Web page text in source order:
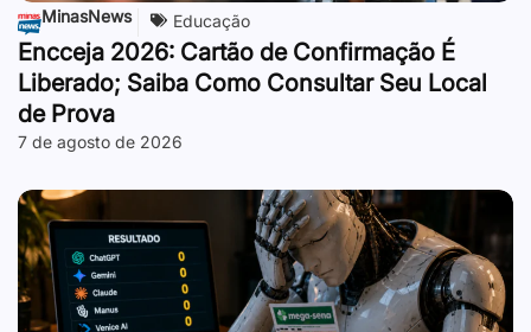
MinasNews Educação
Encceja 2026: Cartão de Confirmação É
Liberado; Saiba Como Consultar Seu Local
de Prova
7 de agosto de 2026